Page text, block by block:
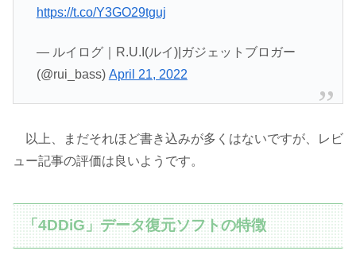
https://t.co/Y3GO29tguj
— ルイログ｜R.U.I(ルイ)|ガジェットブロガー
(@rui_bass) April 21, 2022
以上、まだそれほど書き込みが多くはないですが、レビ
ュー記事の評価は良いようです。
「4DDiG」データ復元ソフトの特徴